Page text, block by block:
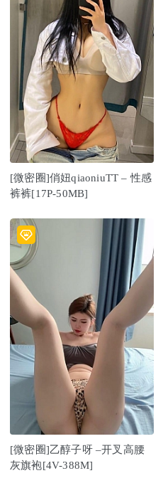
[微密圈]俏妞qiaoniuTT – 性感
裤裤[17P-50MB]
[微密圈]乙醇子呀 –开叉高腰
灰旗袍[4V-388M]